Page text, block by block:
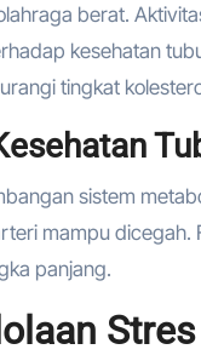
berat.
kesehatan
tingkat
sistem
mampu dicegah.
panjang.
Stres